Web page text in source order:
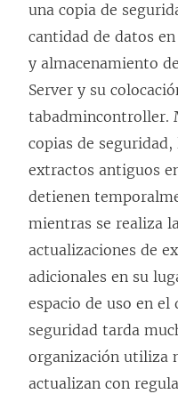
una copia de
cantidad de datos
y almacenamiento
Server y su
tabadmincontroller.
copias de
extractos antiguos
detienen
mientras se realiza
actualizaciones de
adicionales en su
espacio de uso en el
seguridad tarda
organización utiliza
actualizan con